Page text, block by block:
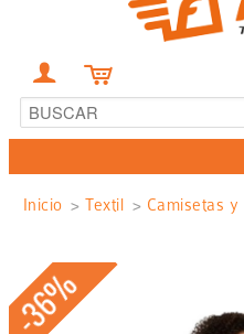
 
Sobrescribir
de
Inicio Textil Camisetas y
-36%